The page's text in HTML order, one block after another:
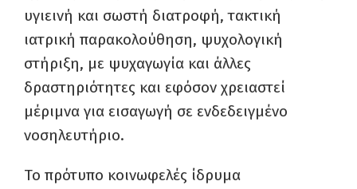
υγιεινή και σωστή διατροφή, τακτική
ιατρική παρακολούθηση, ψυχολογική
στήριξη, με ψυχαγωγία και άλλες
δραστηριότητες και εφόσον χρειαστεί
μέριμνα για εισαγωγή σε ενδεδειγμένο
νοσηλευτήριο.
Το πρότυπο κοινωφελές ίδρυμα